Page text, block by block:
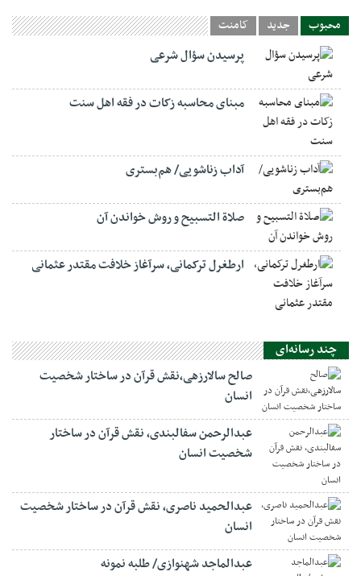
محبوب جدید کامنت
پرسیدن سؤال شرعی
مبنای محاسبه زکات در فقه اهل سنت
آداب زناشویی/ هم‌بستری
صلاة التسبيح و روش خواندن آن
ارطغرل ترکمانی، سرآغاز خلافت مقتدر عثمانی
چند رسانه‌ای
صالح سالارزهی،‌نقش قرآن در ساختار شخصیت
انسان
عبدالرحمن سفالبندی، نقش قرآن در ساختار
شخصیت انسان
عبدالحمید ناصری، نقش قرآن در ساختار شخصیت
انسان
عبدالماجد شهنوازی/ طلبه نمونه